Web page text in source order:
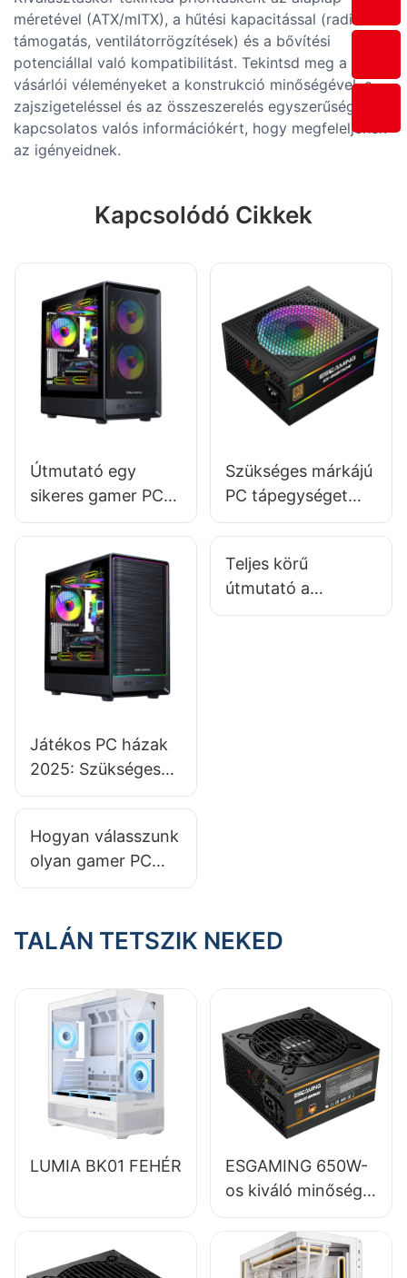
méretével (ATX/mITX), a hűtési kapacitással (radiátor
támogatás, ventilátorrögzítések) és a bővítési
potenciállal való kompatibilitást. Tekintsd meg a
vásárlói véleményeket a konstrukció minőségével, a
zajszigeteléssel és az összeszerelés egyszerűségével
kapcsolatos valós információkért, hogy megfeleljenek
az igényeidnek.
Kapcsolódó Cikkek
Útmutató egy
sikeres gamer PC-
ház bemutató
megszervezéséhez
Szükséges márkájú
PC tápegységet
választani?
Játékos PC házak
2025: Szükséges
egy teljes
gépedhez?
Teljes körű
útmutató a
megfelelő gamer
Hogyan válasszunk
olyan gamer PC
házat, amely a
fejlesztésekkel
TALÁN TETSZIK NEKED
LUMIA BK01 FEHÉR
ESGAMING 650W-
os kiváló minőségű,
85%-os hatásfokú,
teljes modulos, 80+
bronz színű asztali